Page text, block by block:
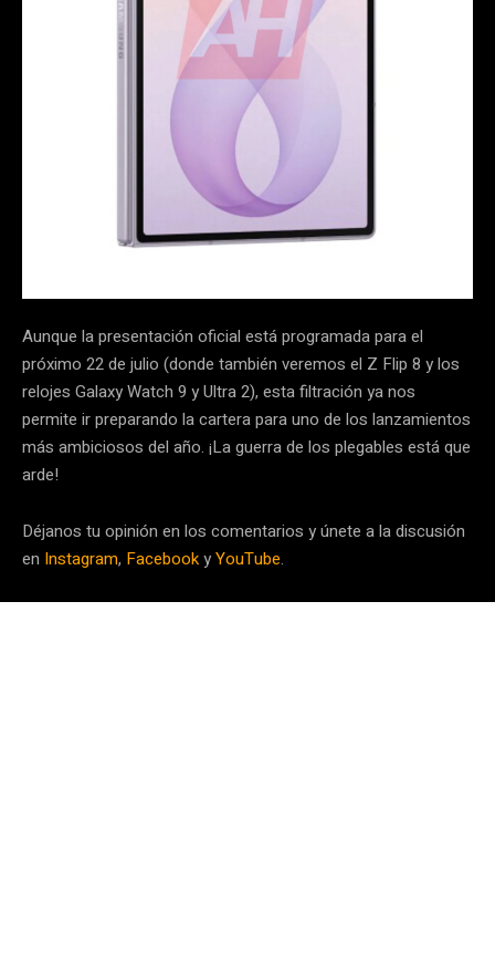
Aunque la presentación oficial está programada para el
próximo 22 de julio (donde también veremos el Z Flip 8 y los
relojes Galaxy Watch 9 y Ultra 2), esta filtración ya nos
permite ir preparando la cartera para uno de los lanzamientos
más ambiciosos del año. ¡La guerra de los plegables está que
arde!
Déjanos tu opinión en los comentarios y únete a la discusión
en Instagram, FacebookyYouTube.